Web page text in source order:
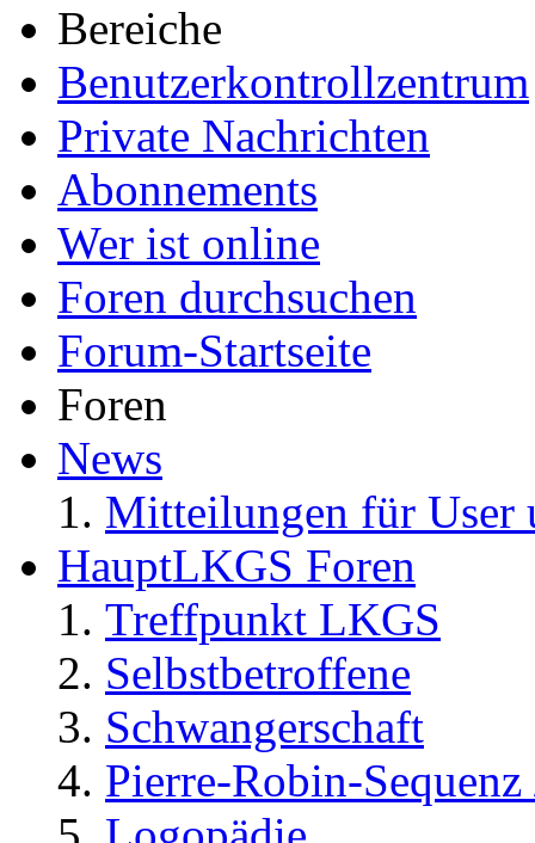
Bereiche
Benutzerkontrollzentrum
Private Nachrichten
Abonnements
Wer ist online
Foren durchsuchen
Forum-Startseite
Foren
News
Mitteilungen für User
HauptLKGS Foren
Treffpunkt LKGS
Selbstbetroffene
Schwangerschaft
Pierre-Robin-